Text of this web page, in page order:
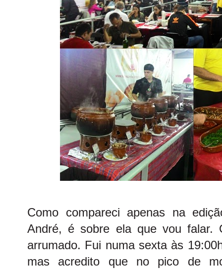
Como compareci apenas na
André, é sobre ela que vou falar.
arrumado. Fui numa sexta às
mas acredito que no pico de